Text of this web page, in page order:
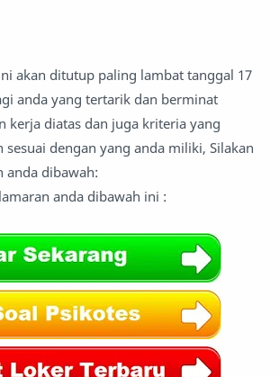
akan ditutup paling lambat tanggal 17
anda yang tertarik dan berminat
kerja diatas dan juga kriteria yang
sesuai dengan yang anda miliki, Silakan
anda dibawah:
anda dibawah ini :